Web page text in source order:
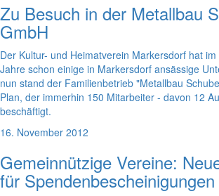
Zu Besuch in der Metallbau
GmbH
Der Kultur- und Heimatverein Markersdorf hat
Jahre schon einige in Markersdorf ansässige
nun stand der Familienbetrieb "Metallbau
Plan, der immerhin 150 Mitarbeiter - davon 12
beschäftigt.
16. November 2012
Gemeinnützige Vereine:
für Spendenbescheinigungen